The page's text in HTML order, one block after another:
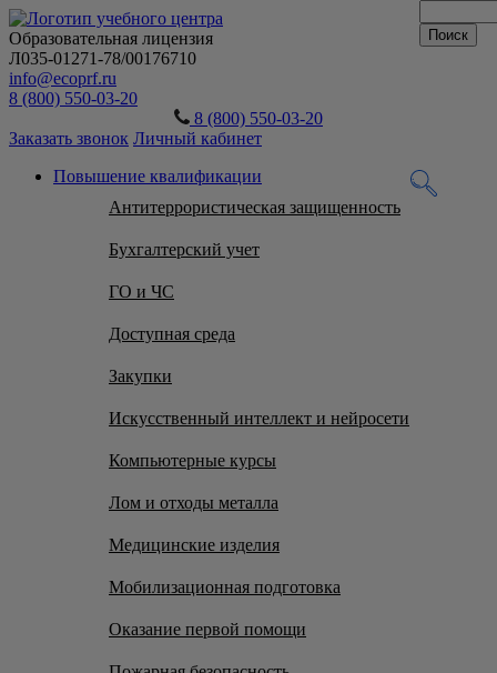
Образовательная лицензия
Л035-01271-78/00176710
info@ecoprf.ru
8 (800) 550-03-20
8 (800) 550-03-20
Заказать звонок Личный кабинет
Повышение квалификации
Антитеррористическая защищенность
Бухгалтерский учет
ГО и ЧС
Доступная среда
Закупки
Искусственный интеллект и нейросети
Компьютерные курсы
Лом и отходы металла
Медицинские изделия
Мобилизационная подготовка
Оказание первой помощи